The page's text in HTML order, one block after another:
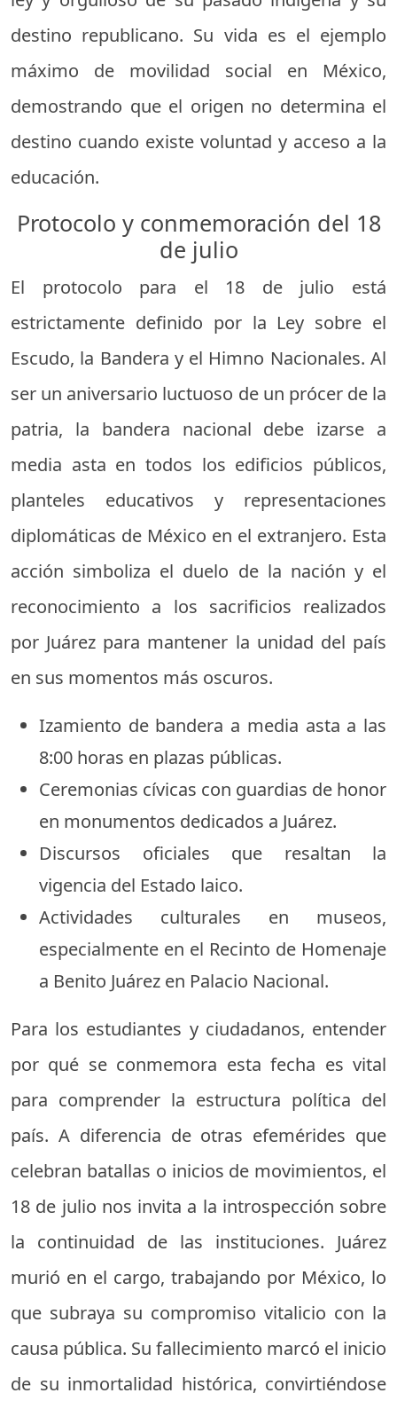
destino republicano. Su vida es el ejemplo
máximo de movilidad social en México,
demostrando que el origen no determina el
destino cuando existe voluntad y acceso a la
educación.
Protocolo y conmemoración del 18
de julio
El protocolo para el 18 de julio está
estrictamente definido por la Ley sobre el
Escudo, la Bandera y el Himno Nacionales. Al
ser un aniversario luctuoso de un prócer de la
patria, la bandera nacional debe izarse a
media asta en todos los edificios públicos,
planteles educativos y representaciones
diplomáticas de México en el extranjero. Esta
acción simboliza el duelo de la nación y el
reconocimiento a los sacrificios realizados
por Juárez para mantener la unidad del país
en sus momentos más oscuros.
Izamiento de bandera a media asta a las
8:00 horas en plazas públicas.
Ceremonias cívicas con guardias de honor
en monumentos dedicados a Juárez.
Discursos oficiales que resaltan la
vigencia del Estado laico.
Actividades culturales en museos,
especialmente en el Recinto de Homenaje
a Benito Juárez en Palacio Nacional.
Para los estudiantes y ciudadanos, entender
por qué se conmemora esta fecha es vital
para comprender la estructura política del
país. A diferencia de otras efemérides que
celebran batallas o inicios de movimientos, el
18 de julio nos invita a la introspección sobre
la continuidad de las instituciones. Juárez
murió en el cargo, trabajando por México, lo
que subraya su compromiso vitalicio con la
causa pública. Su fallecimiento marcó el inicio
de su inmortalidad histórica, convirtiéndose